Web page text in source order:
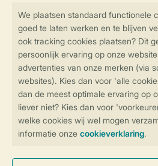
Controle over
Veilig en snel online boeken
Veilige gegevensoverdracht
Veilige betaling